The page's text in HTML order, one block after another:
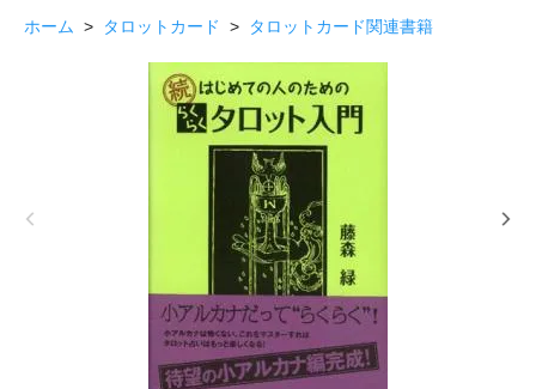
ホーム > タロットカード > タロットカード関連書籍